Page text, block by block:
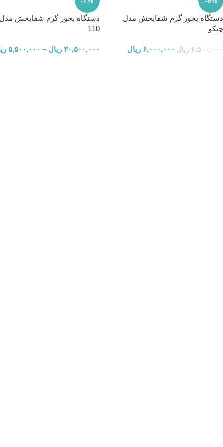
دستگاه بخور گرم شفابخش مدل
چیکو
۶,۵۰۰,۰۰۰ ریال ۶,۰۰۰,۰۰۰ ریال
دستگاه بخور گرم شفابخش
110
۳۰,۵۰۰,۰۰۰ ریال – ۵,۵۰۰,۰۰۰